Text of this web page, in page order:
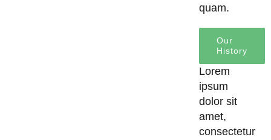
quam.
Our
History
Lorem
ipsum
dolor sit
amet,
consectetur